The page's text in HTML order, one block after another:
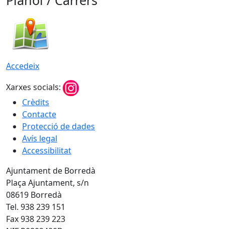
Accedeix
Xarxes socials:
Crèdits
Contacte
Protecció de dades
Avís legal
Accessibilitat
Ajuntament de Borredà
Plaça Ajuntament, s/n
08619 Borredà
Tel. 938 239 151
Fax 938 239 223